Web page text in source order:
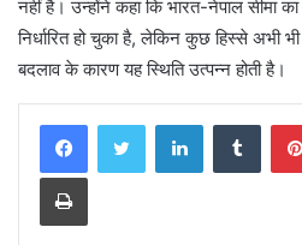
नहीं है। उन्होंने कहा कि भारत-नेपाल सीमा
निर्धारित हो चुका है, लेकिन कुछ हिस्से
बदलाव के कारण यह स्थिति उत्पन्न होती है।